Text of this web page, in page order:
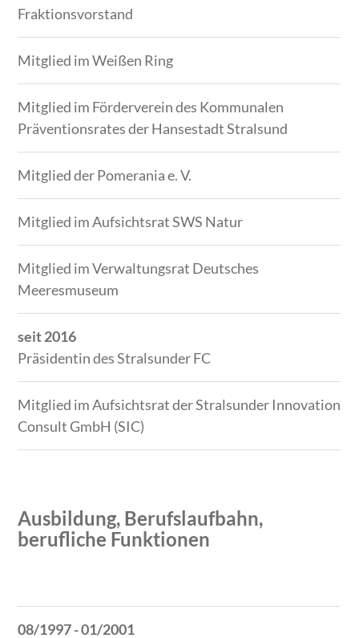
Fraktionsvorstand
Mitglied im Weißen Ring
Mitglied im Förderverein des Kommunalen
Präventionsrates der Hansestadt Stralsund
Mitglied der Pomerania e. V.
Mitglied im Aufsichtsrat SWS Natur
Mitglied im Verwaltungsrat Deutsches
Meeresmuseum
seit 2016
Präsidentin des Stralsunder FC
Mitglied im Aufsichtsrat der Stralsunder Innovation
Consult GmbH (SIC)
Ausbildung, Berufslaufbahn,
berufliche Funktionen
Zeitraum
Tätigkeit
08/1997 - 01/2001